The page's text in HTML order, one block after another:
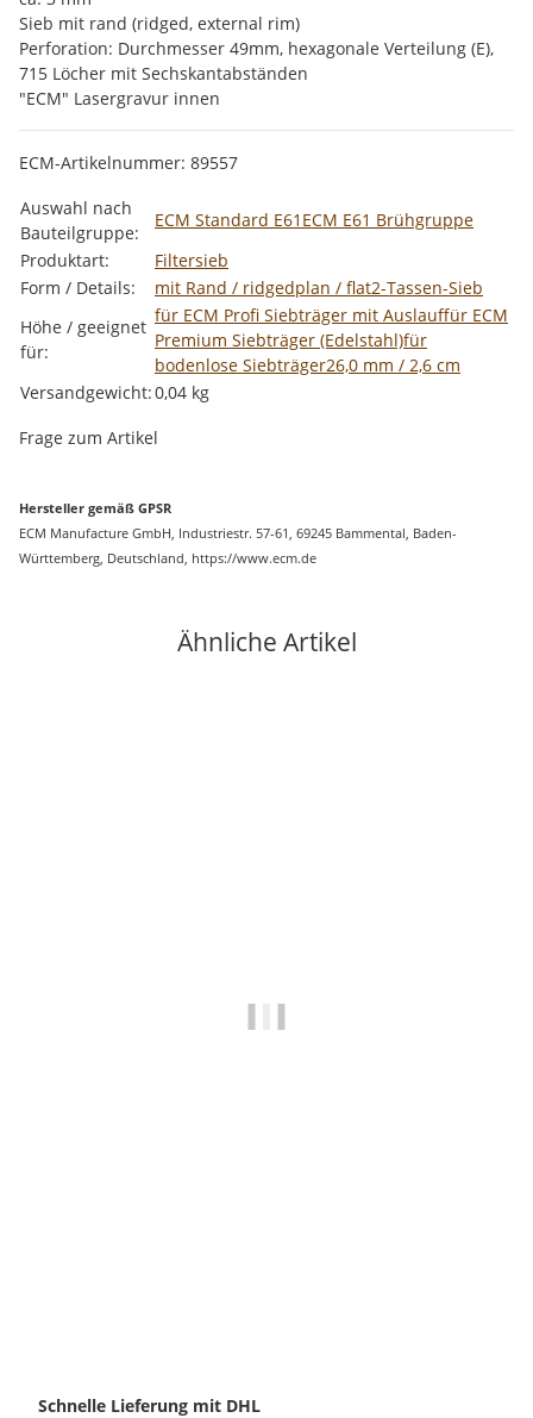
Sieb mit rand (ridged, external rim)
Perforation: Durchmesser 49mm, hexagonale Verteilung (E),
715 Löcher mit Sechskantabständen
"ECM" Lasergravur innen
ECM-Artikelnummer: 89557
Produkteigenschaft
Wert
Auswahl nach
Bauteilgruppe:
ECM Standard E61 ECM E61 Brühgruppe
Produktart:
Filtersieb
Form / Details:
mit Rand / ridgedplan / flat2-Tassen-Sieb
Höhe / geeignet
für:
für ECM Profi Siebträger mit Auslauffür ECM
Premium Siebträger (Edelstahl)für
bodenlose Siebträger26,0 mm / 2,6 cm
Versandgewicht:0,04 kg
Frage zum Artikel
Hersteller gemäß GPSR
ECM Manufacture GmbH, Industriestr. 57-61, 69245 Bammental, Baden-
Württemberg, Deutschland, https://www.ecm.de
Ähnliche Artikel
Schnelle Lieferung mit DHL